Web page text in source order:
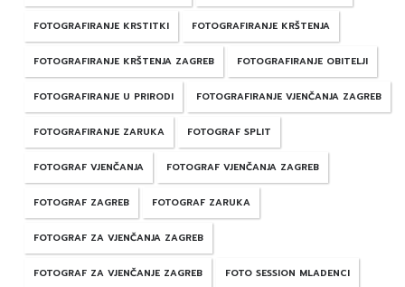
FOTOGRAFIRANJE KRSTITKI FOTOGRAFIRANJE KRŠTENJA
FOTOGRAFIRANJE KRŠTENJA ZAGREB FOTOGRAFIRANJE OBITELJI
FOTOGRAFIRANJE U PRIRODI FOTOGRAFIRANJE VJENČANJA ZAGREB
FOTOGRAFIRANJE ZARUKA FOTOGRAF SPLIT
FOTOGRAF VJENČANJA FOTOGRAF VJENČANJA ZAGREB
FOTOGRAF ZAGREB FOTOGRAF ZARUKA
FOTOGRAF ZA VJENČANJA ZAGREB
FOTOGRAF ZA VJENČANJE ZAGREB FOTO SESSION MLADENCI